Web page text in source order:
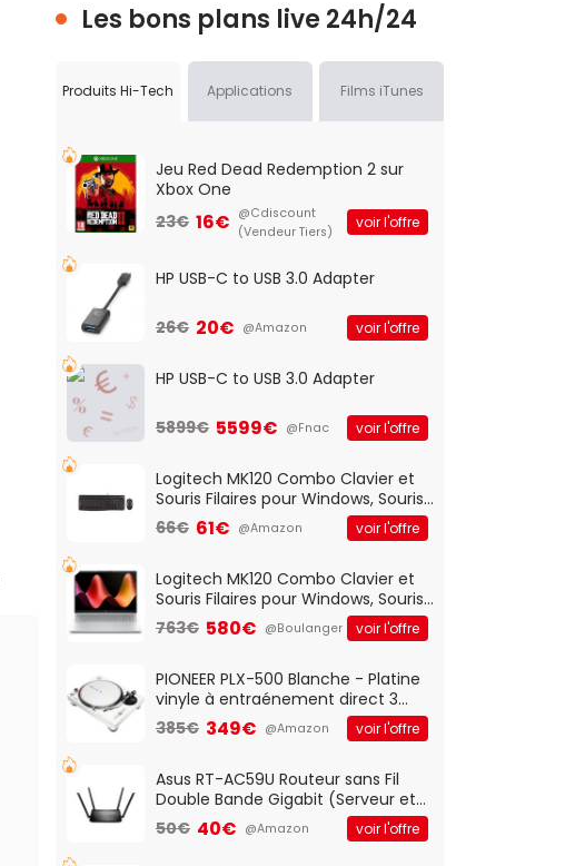
Les bons plans live 24h/24
Produits Hi-Tech Applications Films iTunes
Jeu Red Dead Redemption 2 sur
Xbox One
23€ 16€ @Cdiscount
(Vendeur Tiers)
voir l'offre
HP USB-C to USB 3.0 Adapter
26€ 20€ @Amazon voir l'offre
HP USB-C to USB 3.0 Adapter
5899€ 5599€ @Fnac voir l'offre
Logitech MK120 Combo Clavier et
Souris Filaires pour Windows, Souris
Optique Filaire, Connexion USB Plug
And Play, Confortable, Taille
QWERTY UK - Noir
66€ 61€ @Amazon voir l'offre
Logitech MK120 Combo Clavier et
Souris Filaires pour Windows, Souris
Optique Filaire, Connexion USB Plug
And Play, Confortable, Taille
QWERTY UK - Noir
763€ 580€ @Boulanger voir l'offre
PIONEER PLX-500 Blanche - Platine
vinyle à entraénement direct 3
vitesses (33-45-78 trs/min) avec
pre-ampli intégré et port USB
385€ 349€ @Amazon voir l'offre
Asus RT-AC59U Routeur sans Fil
Double Bande Gigabit (Serveur et
Client VPN, Triple Vlan, Mode Point
d'accès et Bridge, contrôle
50€ 40€ @Amazon voir l'offre